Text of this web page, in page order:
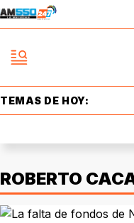
TEMAS DE HOY:
ROBERTO